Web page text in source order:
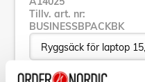
Tillv. art. nr:
BUSINESSBPACKBK